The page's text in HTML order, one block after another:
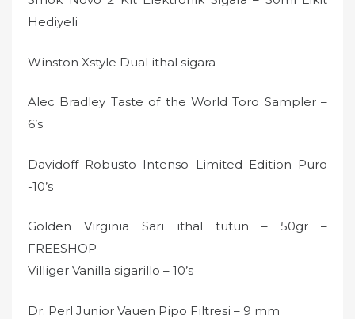
Hediyeli
Winston Xstyle Dual ithal sigara
Alec Bradley Taste of the World Toro Sampler –
6’s
Davidoff Robusto Intenso Limited Edition Puro
-10’s
Golden Virginia Sarı ithal tütün – 50gr –
FREESHOP
Villiger Vanilla sigarillo – 10’s
Dr. Perl Junior Vauen Pipo Filtresi – 9 mm